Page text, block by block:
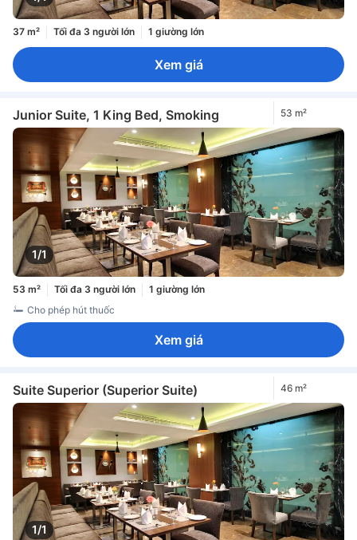
37 m² Tối đa 3 người lớn 1 giường lớn
Xem giá
Junior Suite, 1 King Bed, Smoking 53 m²
1/1
53 m² Tối đa 3 người lớn
1 giường lớn
Cho phép hút thuốc
Xem giá
Suite Superior (Superior Suite) 46 m²
1/1